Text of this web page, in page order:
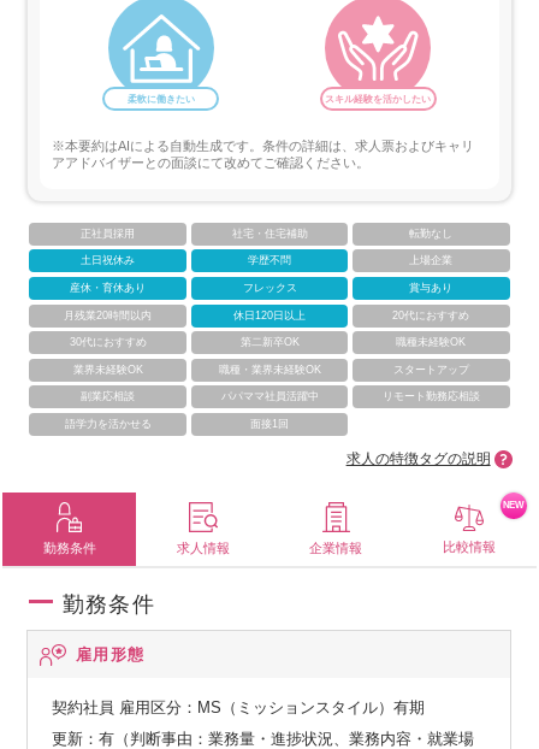
柔軟に働きたい スキル経験を活かしたい
※本要約はAIによる自動生成です。条件の詳細は、求人票およびキャリ
アアドバイザーとの面談にて改めてご確認ください。
正社員採用 社宅・住宅補助 転勤なし
土日祝休み 学歴不問 上場企業
産休・育休あり フレックス 賞与あり
月残業20時間以内 休日120日以上 20代におすすめ
30代におすすめ 第二新卒OK 職種未経験OK
業界未経験OK 職種・業界未経験OK スタートアップ
副業応相談 パパママ社員活躍中 リモート勤務応相談
語学力を活かせる 面接1回
求人の特徴タグの説明
勤務条件 求人情報 企業情報 比較情報
NEW
勤務条件
雇用形態
契約社員 雇用区分：MS（ミッションスタイル）有期
更新：有（判断事由：業務量・進捗状況、業務内容・就業場